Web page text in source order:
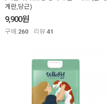
계란,당근)
9,900원
구매 260 리뷰 41